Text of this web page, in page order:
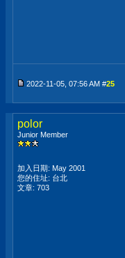
2022-11-05, 07:56 AM #25
polor
Junior Member
加入日期: May 2001
您的住址: 台北
文章: 703